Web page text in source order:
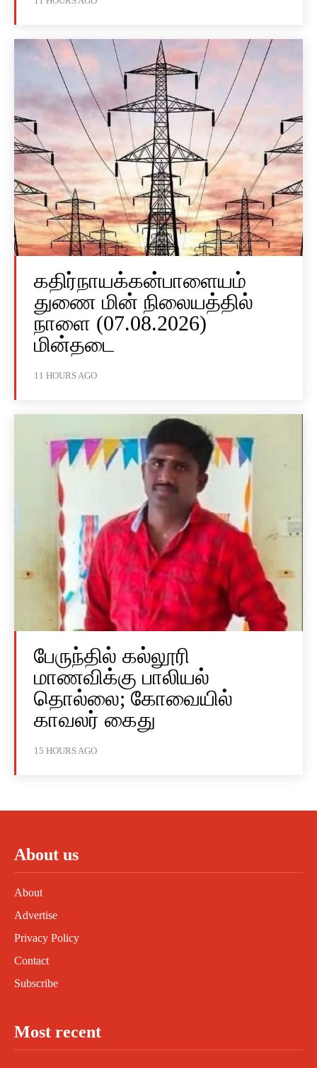
கதிர்நாயக்கன்பாளையம்
துணை மின் நிலையத்தில்
நாளை (07.08.2026)
மின்தடை
11 HOURS AGO
பேருந்தில் கல்லூரி
மாணவிக்கு பாலியல்
தொல்லை; கோவையில்
காவலர் கைது
15 HOURS AGO
About us
About
Advertise
Privacy Policy
Contact
Subscribe
Most recent